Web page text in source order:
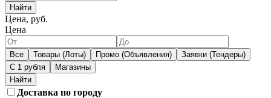
Найти
Цена, руб.
Цена
Все Товары (Лоты) Промо (Объявления)
Заявки (Тендеры)
С 1 рубля
Магазины
Доставка по городу